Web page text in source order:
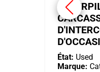
État: Used
Marque: